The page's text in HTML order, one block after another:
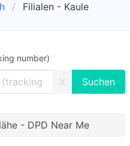
Filialen - Kaule
number)
X
- DPD Near Me